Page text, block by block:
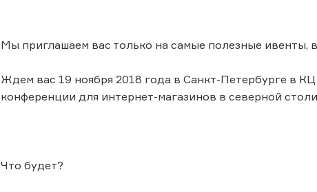
Мы приглашаем вас только на самые полезные ивенты,
Ждем вас 19 ноября 2018 года в Санкт-Петербурге в
конференции для интернет-магазинов в северной
Что будет?